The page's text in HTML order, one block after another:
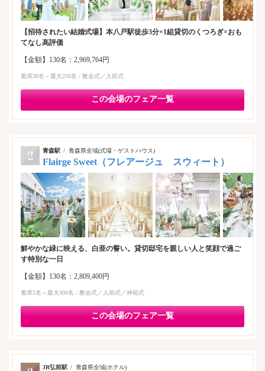
【招待されたい結婚式場】本八戸駅徒歩3分×1組貸切のくつろぎ×おも
てなし高評価
【金額】130名：2,969,764円
着席30名～最大250名 / 教会式／人前式
この会場のフェア一覧
青森駅 青森県全域(式場・ゲストハウス)
Flairge Sweet（フレアージュ スウィート）
鮮やかな緑に映える、白亜の誓い。貸切邸宅を親しい人と笑顔で過ご
す特別な一日
【金額】130名：2,809,400円
着席2名～最大300名 / 教会式／人前式／神前式
この会場のフェア一覧
JR弘前駅 青森県全域(ホテル)